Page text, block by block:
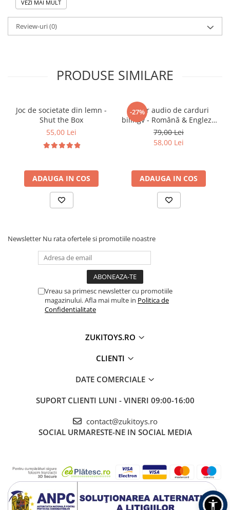
🎓 Beneficii educaționale:
• Ajută la recunoașterea animalelor și a culorilor
• Încurajează concentrarea și răbdarea
• Dezvoltă vocabularul și comunicarea
• Favorizează învățarea prin joacă – categorie
jucarii educative
🎯 Ideal pentru:
• Dezvoltarea coordonării și logicii
• Cadou util pentru dezvoltare timpurie
VEZI MAI MULT
Review-uri(0)
PRODUSE SIMILARE
Joc de societate din lemn -
Shut the Box
55,00 Lei
ADAUGA IN COS
-27%
Cititor audio de carduri
bilingv - Română & Engleză
Albastru (224 carduri / 448
cuvinte)
79,00 Lei
58,00 Lei
ADAUGA IN COS
Newsletter Nu rata ofertele si promotiile noastre
Vreau sa primesc newsletter cu promotiile
magazinului. Afla mai multe in Politica de
Confidentialitate
ZUKITOYS.RO
CLIENTI
DATE COMERCIALE
SUPORT CLIENTI LUNI - VINERI 09:00-16:00
contact@zukitoys.ro
SOCIAL URMARESTE-NE IN SOCIAL MEDIA